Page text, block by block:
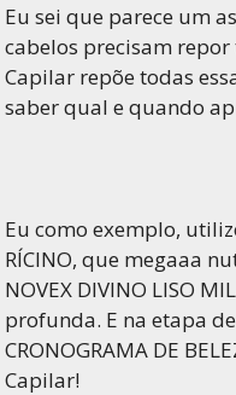
Eu sei que parece um
cabelos precisam
Capilar repõe todas
saber qual e quando
Eu como exemplo,
RÍCINO, que megaaa
NOVEX DIVINO LISO
profunda. E na etapa de
CRONOGRAMA DE
Capilar!